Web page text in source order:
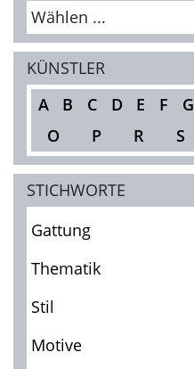
Wählen ...
KÜNSTLER
A
B C D E F G
O
P R S
STICHWORTE
Gattung
Thematik
Stil
Motive